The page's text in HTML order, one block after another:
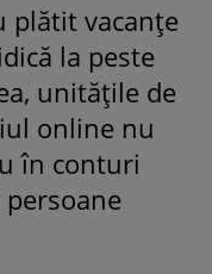
plătit vacanțe
la peste
unitățile de
online nu
în conturi